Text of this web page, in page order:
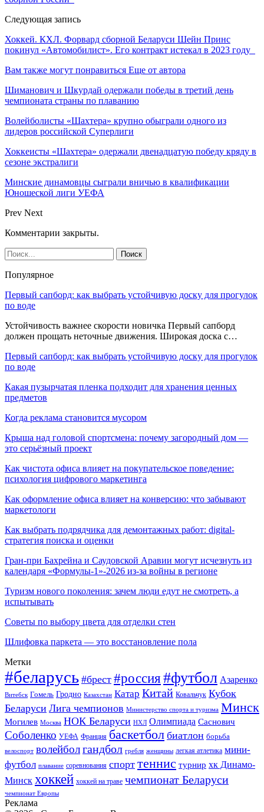
Следующая запись
Хоккей. КХЛ. Форвард сборной Беларуси Шейн Принс
покинул «Автомобилист». Его контракт истекал в 2023 году
Вам также могут понравиться Еще от автора
Шиманович и Шкурдай одержали победы в третий день
чемпионата страны по плаванию
Волейболисты «Шахтера» крупно обыграли одного из
лидеров российской Суперлиги
Хоккеисты «Шахтера» одержали двенадцатую победу кряду в
сезоне экстралиги
Минские динамовцы сыграли вничью в квалификации
Юношеской лиги УЕФА
Prev Next
Комментарии закрыты.
Популярное
Первый сапборд: как выбрать устойчивую доску для прогулок
по воде
Устойчивость важнее скорости новичка Первый сапборд
должен прощать неточные движения. Широкая доска с…
Первый сапборд: как выбрать устойчивую доску для прогулок
по воде
Какая пузырчатая пленка подходит для хранения ценных
предметов
Когда реклама становится мусором
Крыша над головой спортсмена: почему загородный дом —
это серьёзный проект
Как чистота офиса влияет на покупательское поведение:
психология цифрового маркетинга
Как оформление офиса влияет на конверсию: что забывают
маркетологи
Как выбрать подрядчика для демонтажных работ: digital-
стратегия поиска и оценки
Гран-при Бахрейна и Саудовской Аравии могут исчезнуть из
календаря «Формулы-1»-2026 из-за войны в регионе
Туризм нового поколения: зачем люди едут не смотреть, а
испытывать
Советы по выбору цвета для отделки стен
Шлифовка паркета — это восстановление пола
Метки
#беларусь #брест #россия#футбол Азаренко
Витебск Гомель Гродно Казахстан Катар Китай Ковальчук Кубок
Беларуси Лига чемпионов Министерство спорта и туризма Минск
Могилев Москва НОК Беларуси НХЛ Олимпиада Саснович
Соболенко УЕФА Франция баскетбол биатлон борьба
велоспорт волейболгандбол гребля женщины легкая атлетика мини-
футбол плавание соревнования спорт теннис турнир хк Динамо-
Минск хоккей хоккей на траве чемпионат Беларуси
чемпионат Европы
Реклама